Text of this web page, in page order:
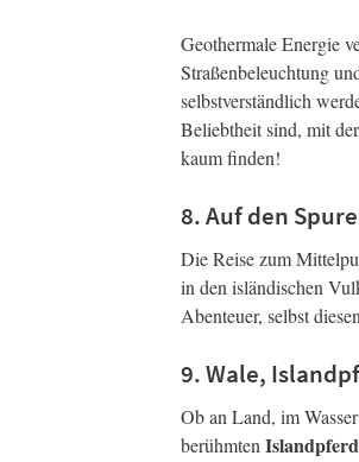
Geothermale Energie
Straßenbeleuchtung
selbstverständlich
Beliebtheit sind, mit
kaum finden!
8. Auf den
Die Reise zum
in den isländischen
Abenteuer, selbst
9. Wale,
Ob an Land, im
berühmten